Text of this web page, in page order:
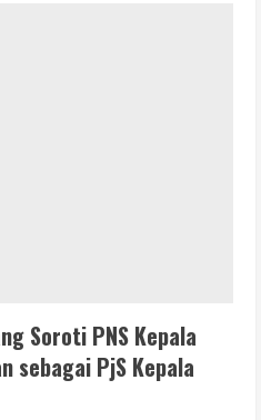
Soroti PNS Kepala
sebagai PjS Kepala